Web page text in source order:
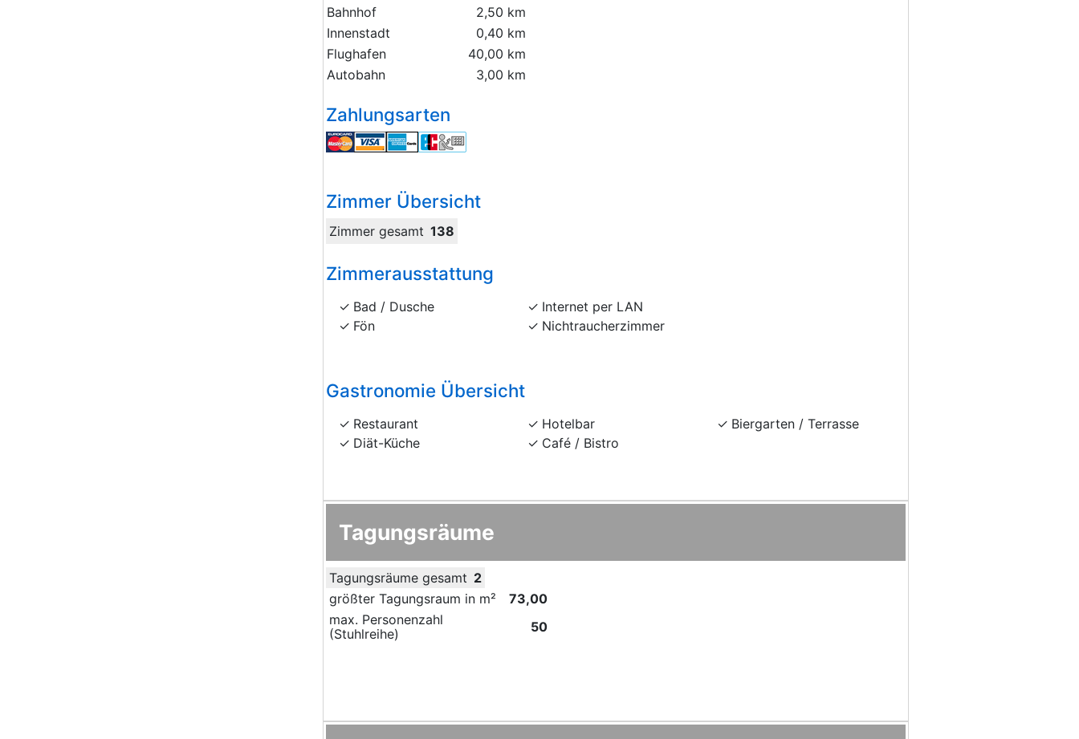
Bahnhof
2,50 km
Innenstadt
0,40 km
Flughafen
40,00 km
Autobahn
3,00 km
Zahlungsarten
Zimmer Übersicht
Zimmer gesamt 138
Zimmerausstattung
Bad / Dusche
Fön
Internet per LAN
Nichtraucherzimmer
Gastronomie Übersicht
Restaurant
Diät-Küche
Hotelbar
Café / Bistro
Biergarten / Terrasse
Tagungsräume
Tagungsräume gesamt 2
größter Tagungsraum in m²
73,00
max. Personenzahl
(Stuhlreihe)
50